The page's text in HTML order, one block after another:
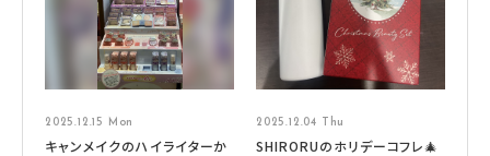
2025.12.15 Mon
キャンメイクのハイライターか
2025.12.04 Thu
SHIRORUのホリデーコフレ🎄